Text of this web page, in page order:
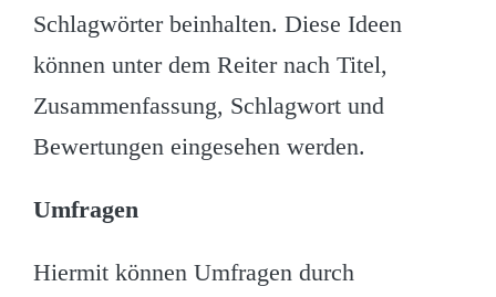
Schlagwörter beinhalten. Diese Ideen
können unter dem Reiter nach Titel,
Zusammenfassung, Schlagwort und
Bewertungen eingesehen werden.
Umfragen
Hiermit können Umfragen durch